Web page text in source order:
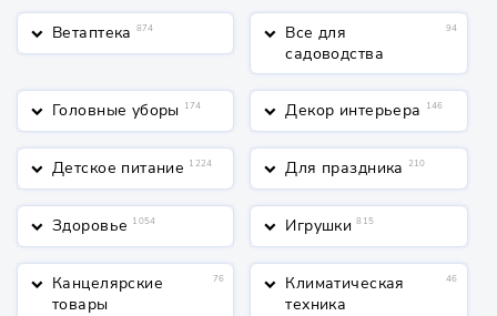
keyboard_arrow_down Ветаптека 874 keyboard_arrow_down Все для
садоводства
94
keyboard_arrow_down Головные уборы 174 keyboard_arrow_down Декор интерьера 146
keyboard_arrow_down Детское питание 1224 keyboard_arrow_down Для праздника 210
keyboard_arrow_down Здоровье 1054 keyboard_arrow_down Игрушки 815
keyboard_arrow_down Канцелярские
товары
76 keyboard_arrow_down Климатическая
техника
46